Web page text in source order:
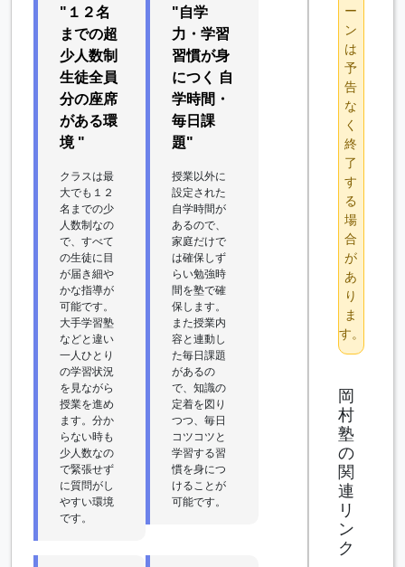
"１２名
までの超
少人数制
生徒全員
分の座席
がある環
境 "
クラスは最
大でも１２
名までの少
人数制なの
で、すべて
の生徒に目
が届き細や
かな指導が
可能です。
大手学習塾
などと違い
一人ひとり
の学習状況
を見ながら
授業を進め
ます。分か
らない時も
少人数なの
で緊張せず
に質問がし
やすい環境
です。
"自学
力・学習
習慣が身
につく 自
学時間・
毎日課
題"
授業以外に
設定された
自学時間が
あるので、
家庭だけで
は確保しず
らい勉強時
間を塾で確
保します。
また授業内
容と連動し
た毎日課題
があるの
で、知識の
定着を図り
つつ、毎日
コツコツと
学習する習
慣を身につ
けることが
可能です。
ー
ン
は
予
告
な
く
終
了
す
る
場
合
が
あ
り
ま
す。
岡
村
塾
の
関
連
リ
ン
ク